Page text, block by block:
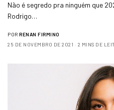
Não é segredo pra ninguém que
Rodrigo…
POR RENAN FIRMINO
25 DE NOVEMBRO DE 2021
2 MINS DE